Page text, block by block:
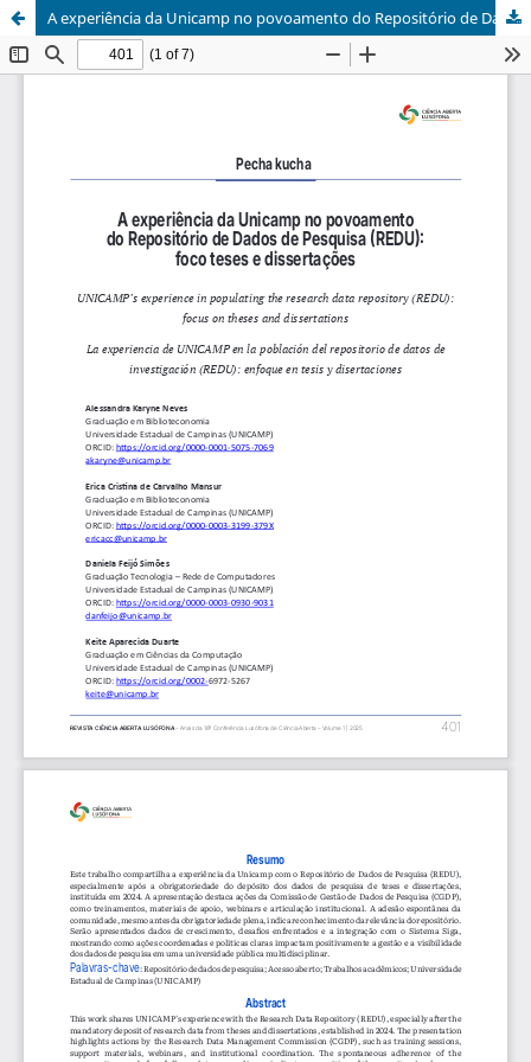
A experiência da Unicamp no povoamento do Repositório de Dados de Pesquisa (REDU): foco teses e dissertações